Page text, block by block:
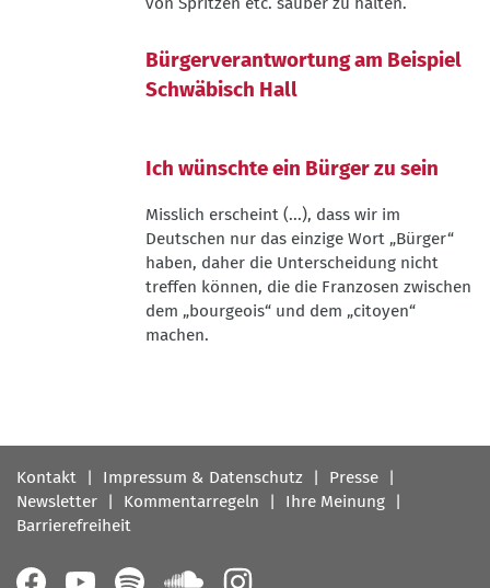
Bürgerverantwortung am Beispiel
Schwäbisch Hall
Ich wünschte ein Bürger zu sein
Misslich erscheint (...), dass wir im
Deutschen nur das einzige Wort „Bürger“
haben, daher die Unterscheidung nicht
treffen können, die die Franzosen zwischen
dem „bourgeois“ und dem „citoyen“
machen.
Fußbereichsmenü
Kontakt Impressum & Datenschutz
Presse
Newsletter
Kommentarregeln
Ihre Meinung
Barrierefreiheit
Follow